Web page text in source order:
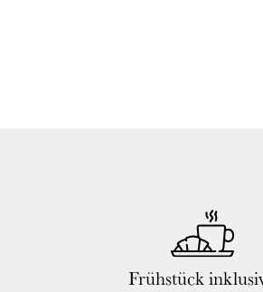
Frühstück